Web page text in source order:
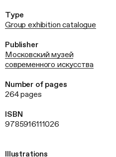
Type
Group exhibition catalogue
Publisher
Московский музей
современного искусства
Number of pages
264 pages
ISBN
9785916111026
Illustrations